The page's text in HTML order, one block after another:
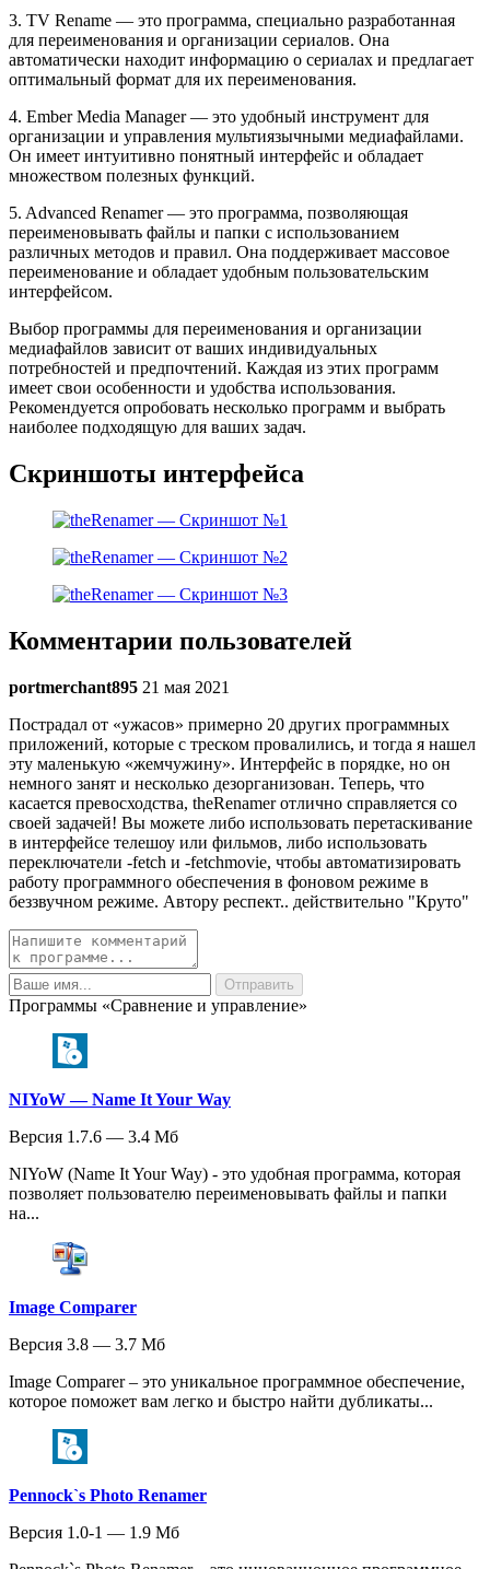
3. TV Rename — это программа, специально разработанная
для переименования и организации сериалов. Она
автоматически находит информацию о сериалах и предлагает
оптимальный формат для их переименования.
4. Ember Media Manager — это удобный инструмент для
организации и управления мультиязычными медиафайлами.
Он имеет интуитивно понятный интерфейс и обладает
множеством полезных функций.
5. Advanced Renamer — это программа, позволяющая
переименовывать файлы и папки с использованием
различных методов и правил. Она поддерживает массовое
переименование и обладает удобным пользовательским
интерфейсом.
Выбор программы для переименования и организации
медиафайлов зависит от ваших индивидуальных
потребностей и предпочтений. Каждая из этих программ
имеет свои особенности и удобства использования.
Рекомендуется опробовать несколько программ и выбрать
наиболее подходящую для ваших задач.
Скриншоты интерфейса
Комментарии пользователей
portmerchant895 21 мая 2021
Пострадал от «ужасов» примерно 20 других программных
приложений, которые с треском провалились, и тогда я нашел
эту маленькую «жемчужину». Интерфейс в порядке, но он
немного занят и несколько дезорганизован. Теперь, что
касается превосходства, theRenamer отлично справляется со
своей задачей! Вы можете либо использовать перетаскивание
в интерфейсе телешоу или фильмов, либо использовать
переключатели -fetch и -fetchmovie, чтобы автоматизировать
работу программного обеспечения в фоновом режиме в
беззвучном режиме. Автору респект.. действительно "Круто"
Программы «Сравнение и управление»
NIYoW — Name It Your Way
Версия 1.7.6 — 3.4 Мб
NIYoW (Name It Your Way) - это удобная программа, которая
позволяет пользователю переименовывать файлы и папки
на...
Image Comparer
Версия 3.8 — 3.7 Мб
Image Comparer – это уникальное программное обеспечение,
которое поможет вам легко и быстро найти дубликаты...
Pennock`s Photo Renamer
Версия 1.0-1 — 1.9 Мб